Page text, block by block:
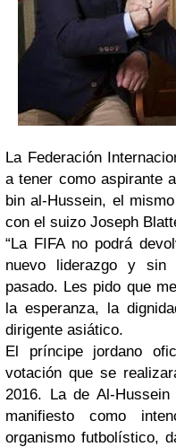
La Federación
a tener como aspirante
bin al-Hussein, el
con el suizo Joseph
“La FIFA no podrá
nuevo liderazgo y
pasado. Les pido que
la esperanza, la
dirigente asiático.
El príncipe jordano
votación que se
2016. La de Al-
manifiesto como
organismo futbolístico,